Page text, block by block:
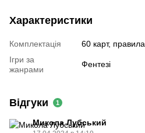
Характеристики
Комплектація
60 карт, правила.
Ігри за
жанрами
Фентезі
Відгуки 1
Микола Лубський